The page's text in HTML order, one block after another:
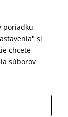
(0)
(0)
poriadku,
si
chcete
súborov